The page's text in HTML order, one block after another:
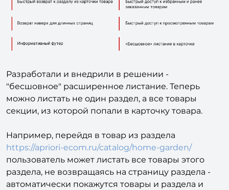
Разработали и внедрили в решении -
"бесшовное" расширенное листание. Теперь
можно листать не один раздел, а все товары
секции, из которой попали в карточку товара.
Например, перейдя в товар из раздела
https://apriori-ecom.ru/catalog/home-garden/
пользователь может листать все товары этого
раздела, не возвращаясь на страницу раздела -
автоматически покажутся товары и раздела и